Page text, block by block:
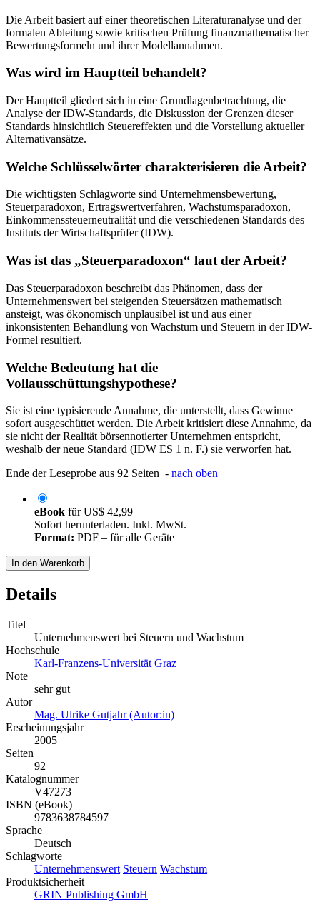
Die Arbeit basiert auf einer theoretischen Literaturanalyse und der
formalen Ableitung sowie kritischen Prüfung finanzmathematischer
Bewertungsformeln und ihrer Modellannahmen.
Was wird im Hauptteil behandelt?
Der Hauptteil gliedert sich in eine Grundlagenbetrachtung, die
Analyse der IDW-Standards, die Diskussion der Grenzen dieser
Standards hinsichtlich Steuereffekten und die Vorstellung aktueller
Alternativansätze.
Welche Schlüsselwörter charakterisieren die Arbeit?
Die wichtigsten Schlagworte sind Unternehmensbewertung,
Steuerparadoxon, Ertragswertverfahren, Wachstumsparadoxon,
Einkommenssteuerneutralität und die verschiedenen Standards des
Instituts der Wirtschaftsprüfer (IDW).
Was ist das „Steuerparadoxon“ laut der Arbeit?
Das Steuerparadoxon beschreibt das Phänomen, dass der
Unternehmenswert bei steigenden Steuersätzen mathematisch
ansteigt, was ökonomisch unplausibel ist und aus einer
inkonsistenten Behandlung von Wachstum und Steuern in der IDW-
Formel resultiert.
Welche Bedeutung hat die
Vollausschüttungshypothese?
Sie ist eine typisierende Annahme, die unterstellt, dass Gewinne
sofort ausgeschüttet werden. Die Arbeit kritisiert diese Annahme, da
sie nicht der Realität börsennotierter Unternehmen entspricht,
weshalb der neue Standard (IDW ES 1 n. F.) sie verworfen hat.
Ende der Leseprobe aus 92 Seiten - nach oben
eBook fürUS$ 42,99
Sofort herunterladen. Inkl. MwSt.
Format: PDF – für alle Geräte
In den Warenkorb
Details
Titel
Unternehmenswert bei Steuern und Wachstum
Hochschule
Karl-Franzens-Universität Graz
Note
sehr gut
Autor
Mag. Ulrike Gutjahr (Autor:in)
Erscheinungsjahr
2005
Seiten
92
Katalognummer
V47273
ISBN (eBook)
9783638784597
Sprache
Deutsch
Schlagworte
Unternehmenswert Steuern Wachstum
Produktsicherheit
GRIN Publishing GmbH